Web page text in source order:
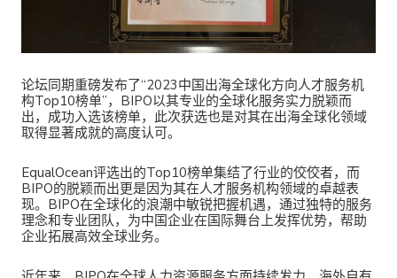
论坛同期重磅发布了“2023中国出海全球化方向人才服务机
构Top10榜单”，BIPO以其专业的全球化服务实力脱颖而
出，成功入选该榜单，此次获选也是对其在出海全球化领域
取得显著成就的高度认可。
EqualOcean评选出的Top10榜单集结了行业的佼佼者，而
BIPO的脱颖而出更是因为其在人才服务机构领域的卓越表
现。BIPO在全球化的浪潮中敏锐把握机遇，通过独特的服务
理念和专业团队，为中国企业在国际舞台上发挥优势，帮助
企业拓展高效全球业务。